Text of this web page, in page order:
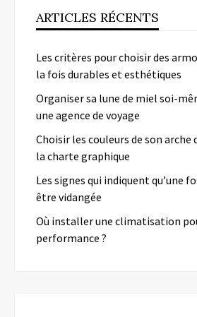
ARTICLES RÉCENTS
Les critères pour choisir des
la fois durables et esthétiques
Organiser sa lune de miel soi-
une agence de voyage
Choisir les couleurs de son arche
la charte graphique
Les signes qui indiquent qu’une
être vidangée
Où installer une climatisation
performance ?